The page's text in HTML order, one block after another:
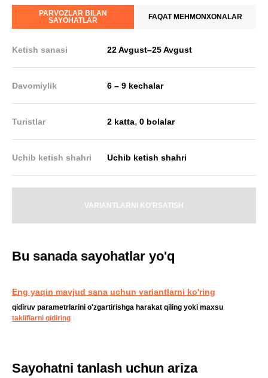
PARVOZLAR BILAN
SAYOHATLAR
FAQAT MEHMONXONALAR
Ketish sanasi 22 Avgust–25 Avgust
Davomiylik 6 – 9 kechalar
Turistlar 2 katta,0 bolalar
Uchib ketish shahri Uchib ketish shahri
VARIANTLARNI KO'RSATISH
Bu sanada sayohatlar yo'q
Eng yaqin mavjud sana uchun variantlarni ko'ring
qidiruv parametrlarini o'zgartirishga harakat qiling yoki maxsu
takliflarni qidiring
Sayohatni tanlash uchun ariza